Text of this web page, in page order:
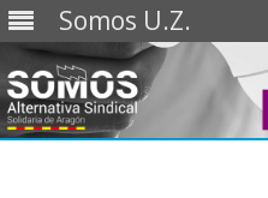
Somos U.Z.